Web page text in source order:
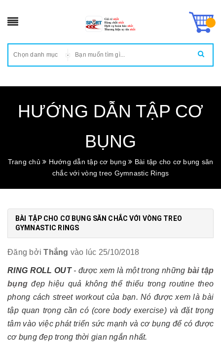
Chọn danh mục
HƯỚNG DẪN TẬP CƠ
BỤNG
Trang chủ Hướng dẫn tập cơ bụng
Bài tập cho cơ bụng săn
chắc với vòng treo Gymnastic Rings
BÀI TẬP CHO CƠ BỤNG SĂN CHẮC VỚI VÒNG TREO
GYMNASTIC RINGS
Đăng bởiThắng vào lúc 25/10/2018
RING ROLL OUT- được xem là một trong những bài tập
bụng đẹp hiệu quả không thể thiếu trong routine theo
phong cách street workout của bạn. Nó được xem là bài
tập quan trọng cần có (core body exercise) và đặt trọng
tâm vào việc phát triển sức mạnh và cơ bụng để có được
cơ bụng đẹp trong thời gian ngắn nhất.